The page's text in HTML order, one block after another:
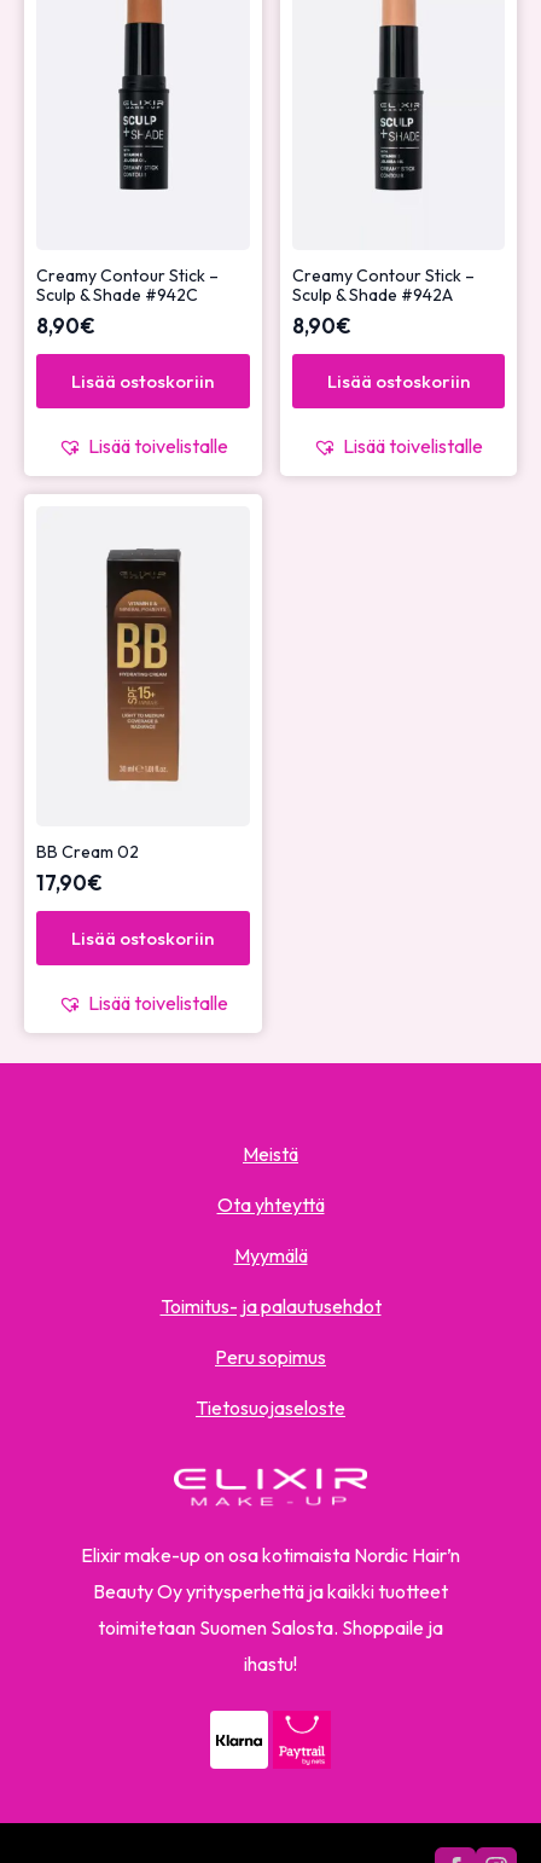
Creamy Contour Stick –
Sculp & Shade #942C
8,90€
Lisää ostoskoriin
Lisää toivelistalle
Creamy Contour Stick –
Sculp & Shade #942A
8,90€
Lisää ostoskoriin
Lisää toivelistalle
BB Cream 02
17,90€
Lisää ostoskoriin
Lisää toivelistalle
Elixir make-up on osa kotimaista Nordic Hair’n
Beauty Oy yritysperhettä ja kaikki tuotteet
toimitetaan Suomen Salosta. Shoppaile ja
ihastu!
Meistä
Ota yhteyttä
Myymälä
Toimitus- ja palautusehdot
Peru sopimus
Tietosuojaseloste